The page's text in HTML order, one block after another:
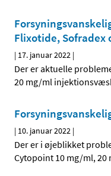
Flixotide, Sofradex
| 17. januar 2022 |
Der er aktuelle
20 mg/ml
| 10. januar 2022 |
Der er i øjeblikket
Cytopoint 10 mg/ml,